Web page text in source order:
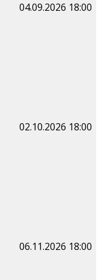
04.09.2026 18:00
02.10.2026 18:00
06.11.2026 18:00